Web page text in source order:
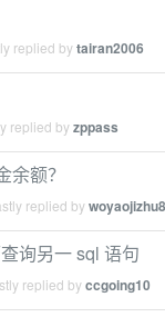
replied bytairan2006
replied byzppass
额？
replied bywoyaojizhu8
询另一 sql 语句
replied byccgoing10